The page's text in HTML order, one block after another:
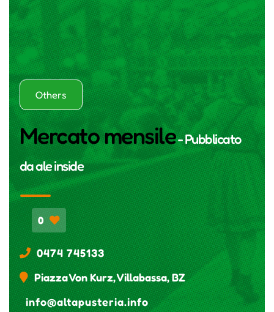
Others
Mercato mensile- Pubblicato
daale inside
0
0474 745133
Piazza Von Kurz, Villabassa, BZ
info@altapusteria.info